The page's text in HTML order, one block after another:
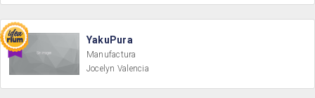
YakuPura
Manufactura
Jocelyn Valencia